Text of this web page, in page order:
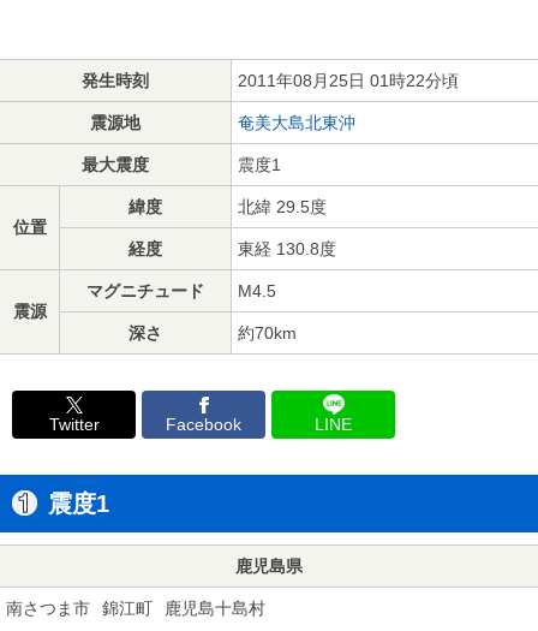
発生時刻 2011年08月25日 01時22分頃
震源地 奄美大島北東沖
最大震度 震度1
位置
緯度 北緯 29.5度
経度 東経 130.8度
震源
マグニチュード M4.5
深さ 約70km
Twitter Facebook LINE
震度1
鹿児島県
南さつま市 錦江町 鹿児島十島村